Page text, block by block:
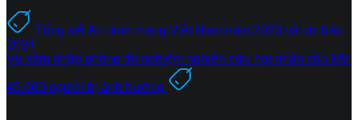
Tổng kết An ninh mạng Việt Nam năm 2023 và dự báo
2024
Vụ xâm nhập phòng thí nghiệm nghiên cứu hạt nhân của Mỹ:
45.000 người bị ảnh hưởng